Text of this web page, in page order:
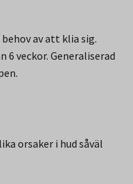
av att klia sig.
6 veckor. Generaliserad
orsaker i hud såväl